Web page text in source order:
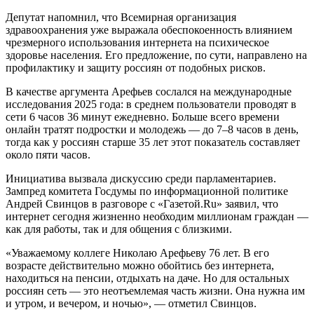
Депутат напомнил, что Всемирная организация
здравоохранения уже выражала обеспокоенность влиянием
чрезмерного использования интернета на психическое
здоровье населения. Его предложение, по сути, направлено на
профилактику и защиту россиян от подобных рисков.
В качестве аргумента Арефьев сослался на международные
исследования 2025 года: в среднем пользователи проводят в
сети 6 часов 36 минут ежедневно. Больше всего времени
онлайн тратят подростки и молодежь — до 7–8 часов в день,
тогда как у россиян старше 35 лет этот показатель составляет
около пяти часов.
Инициатива вызвала дискуссию среди парламентариев.
Зампред комитета Госдумы по информационной политике
Андрей Свинцов в разговоре с «Газетой.Ru» заявил, что
интернет сегодня жизненно необходим миллионам граждан —
как для работы, так и для общения с близкими.
«Уважаемому коллеге Николаю Арефьеву 76 лет. В его
возрасте действительно можно обойтись без интернета,
находиться на пенсии, отдыхать на даче. Но для остальных
россиян сеть — это неотъемлемая часть жизни. Она нужна им
и утром, и вечером, и ночью», — отметил Свинцов.